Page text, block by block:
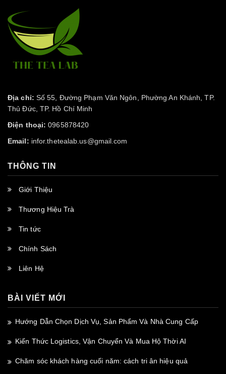
Địa chỉ: Số 55, Đường Phạm Văn Ngôn, Phường An Khánh, TP.
Thủ Đức, TP. Hồ Chí Minh
Điện thoại: 0965878420
Email: infor.thetealab.us@gmail.com
THÔNG TIN
Giới Thiệu
Thương Hiệu Trà
Tin tức
Chính Sách
Liên Hệ
BÀI VIẾT MỚI
Hướng Dẫn Chọn Dịch Vụ, Sản Phẩm Và Nhà Cung Cấp
Kiến Thức Logistics, Vận Chuyển Và Mua Hộ Thời AI
Chăm sóc khách hàng cuối năm: cách tri ân hiệu quả